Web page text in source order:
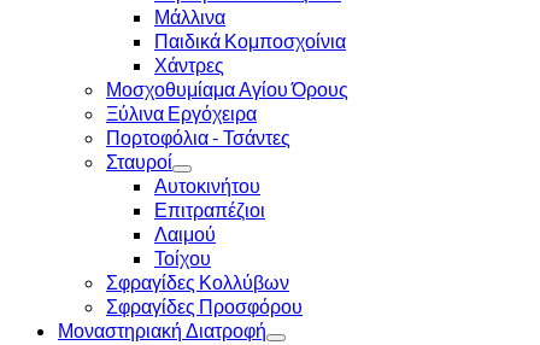
Μάλλινα
Παιδικά Κομποσχοίνια
Χάντρες
Μοσχοθυμίαμα Αγίου Όρους
Ξύλινα Εργόχειρα
Πορτοφόλια - Τσάντες
Σταυροί
Αυτοκινήτου
Επιτραπέζιοι
Λαιμού
Τοίχου
Σφραγίδες Κολλύβων
Σφραγίδες Προσφόρου
Μοναστηριακή Διατροφή